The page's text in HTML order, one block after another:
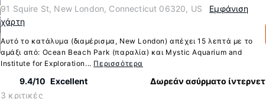
91 Squire St, New London, Connecticut 06320, US
Εμφάνιση
χάρτη
Αυτό το κατάλυμα (διαμέρισμα, New London) απέχει 15 λεπτά με το
αμάξι από: Ocean Beach Park (παραλία) και Mystic Aquarium and
Institute for Exploration... Περισσότερα
9.4/10 Excellent
3 κριτικές
Δωρεάν ασύρματο ίντερνετ